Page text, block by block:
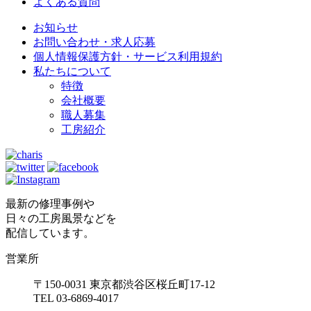
お知らせ
お問い合わせ・求人応募
個人情報保護方針・サービス利用規約
私たちについて
特徴
会社概要
職人募集
工房紹介
最新の修理事例や
日々の工房風景などを
配信しています。
営業所
〒150-0031 東京都渋谷区桜丘町17-12
TEL 03-6869-4017